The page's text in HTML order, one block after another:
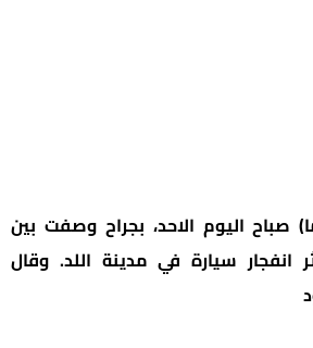
(30 عاما) صباح اليوم الاحد، بجراح وصفت بين
سيارة في مدينة اللد. وقال